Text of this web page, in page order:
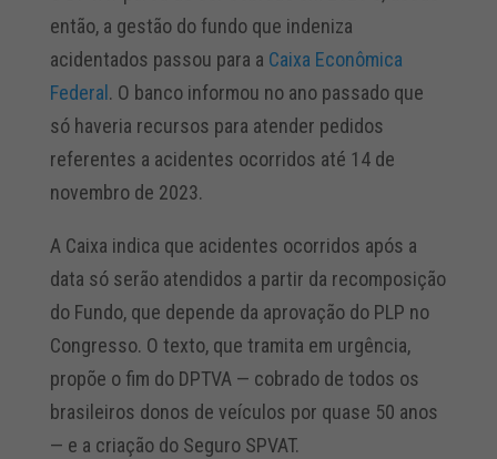
então, a gestão do fundo que indeniza
acidentados passou para a Caixa Econômica
Federal . O banco informou no ano passado que
só haveria recursos para atender pedidos
referentes a acidentes ocorridos até 14 de
novembro de 2023.
A Caixa indica que acidentes ocorridos após a
data só serão atendidos a partir da recomposição
do Fundo, que depende da aprovação do PLP no
Congresso. O texto, que tramita em urgência,
propõe o fim do DPTVA — cobrado de todos os
brasileiros donos de veículos por quase 50 anos
— e a criação do Seguro SPVAT.